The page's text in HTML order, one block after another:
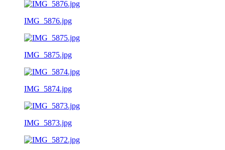
IMG_5876.jpg
IMG_5875.jpg
IMG_5874.jpg
IMG_5873.jpg